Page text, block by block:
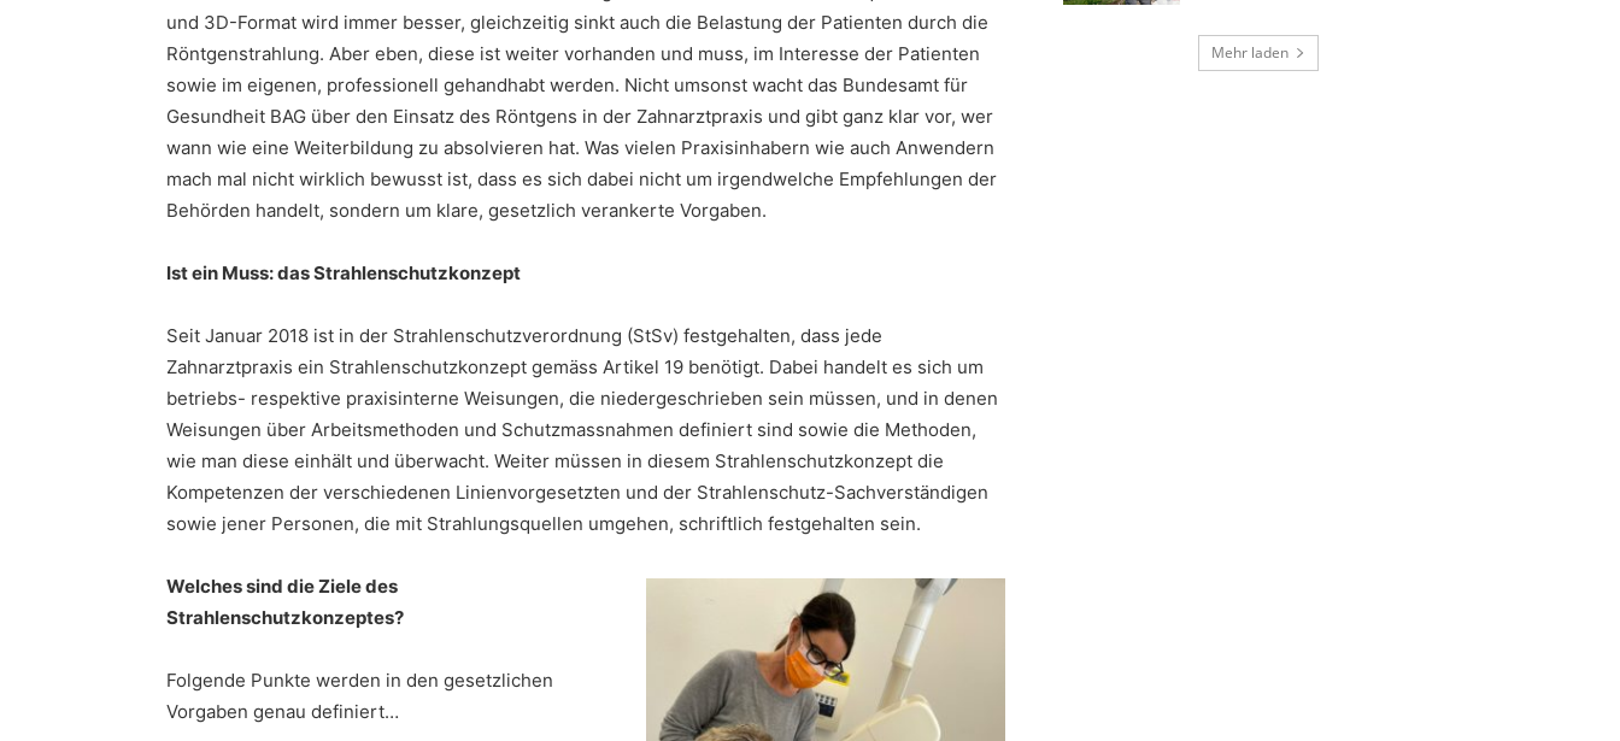
und 3D-Format wird immer besser, gleichzeitig sinkt auch die Belastung der Patienten durch die
Röntgenstrahlung. Aber eben, diese ist weiter vorhanden und muss, im Interesse der Patienten
sowie im eigenen, professionell gehandhabt werden. Nicht umsonst wacht das Bundesamt für
Gesundheit BAG über den Einsatz des Röntgens in der Zahnarztpraxis und gibt ganz klar vor, wer
wann wie eine Weiterbildung zu absolvieren hat. Was vielen Praxisinhabern wie auch Anwendern
mach mal nicht wirklich bewusst ist, dass es sich dabei nicht um irgendwelche Empfehlungen der
Behörden handelt, sondern um klare, gesetzlich verankerte Vorgaben.
Ist ein Muss: das Strahlenschutzkonzept
Seit Januar 2018 ist in der Strahlenschutzverordnung (StSv) festgehalten, dass jede
Zahnarztpraxis ein Strahlenschutzkonzept gemäss Artikel 19 benötigt. Dabei handelt es sich um
betriebs- respektive praxisinterne Weisungen, die niedergeschrieben sein müssen, und in denen
Weisungen über Arbeitsmethoden und Schutzmassnahmen definiert sind sowie die Methoden,
wie man diese einhält und überwacht. Weiter müssen in diesem Strahlenschutzkonzept die
Kompetenzen der verschiedenen Linienvorgesetzten und der Strahlenschutz-Sachverständigen
sowie jener Personen, die mit Strahlungsquellen umgehen, schriftlich festgehalten sein.
Welches sind die Ziele des
Strahlenschutzkonzeptes?
Folgende Punkte werden in den gesetzlichen
Vorgaben genau definiert…
Mehr laden